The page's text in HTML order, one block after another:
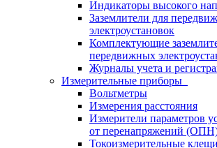
Индикаторы высокого
Заземлители для
электроустановок
Комплектующие
передвижных
Журналы учета и
Измерительные приборы
Вольтметры
Измерения расстояния
Измерители параметров
от перенапряжений
Токоизмерительные клещи